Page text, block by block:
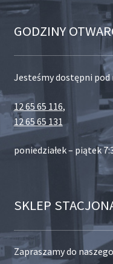
GODZINY
Jesteśmy dostępni pod
12 65 65 116,
12 65 65 131
poniedziałek – piątek
SKLEP
Zapraszamy do